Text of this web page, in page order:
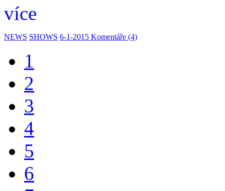
více
NEWS SHOWS 6-1-2015 Komentáře (4)
1
2
3
4
5
6